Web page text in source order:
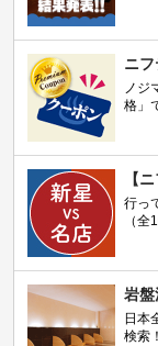
ニ
ノジ
格」
【
行っ
（
岩盤
日本
検索！